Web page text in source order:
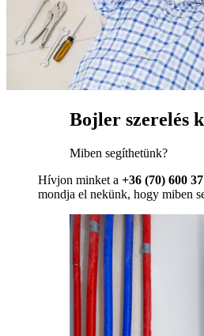
Bojler szerelés
Miben segíthetünk?
Hívjon minket a +36 (70) 600
mondja el nekünk, hogy miben